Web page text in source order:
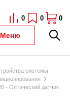
Меню
0 0 0
системы
- Оптический датчик